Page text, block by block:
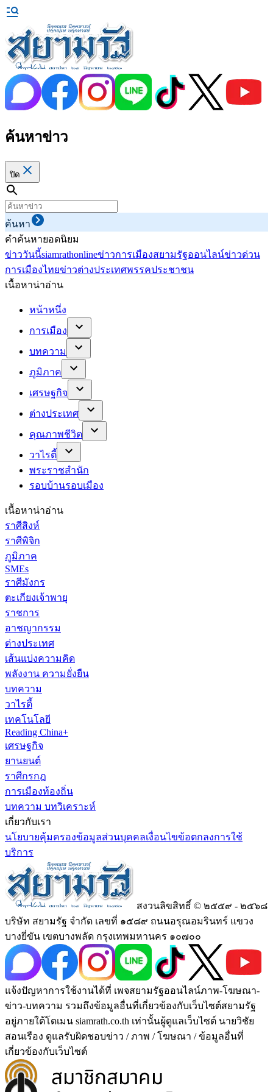
ค้นหาข่าว
ปิด
ค้นหา
คำค้นหายอดนิยม
ข่าววันนี้siamrathonlineข่าวการเมืองสยามรัฐออนไลน์ข่าวด่วน
การเมืองไทยข่าวต่างประเทศพรรคประชาชน
เนื้อหาน่าอ่าน
หน้าหนึ่ง
การเมือง
บทความ
ภูมิภาค
เศรษฐกิจ
ต่างประเทศ
คุณภาพชีวิต
วาไรตี้
พระราชสำนัก
รอบบ้านรอบเมือง
เนื้อหาน่าอ่าน
ราศีสิงห์
ราศีพิจิก
ภูมิภาค
SMEs
ราศีมังกร
ตะเกียงเจ้าพายุ
ราชการ
อาชญากรรม
ต่างประเทศ
เส้นแบ่งความคิด
พลังงาน ความยั่งยืน
บทความ
วาไรตี้
เทคโนโลยี
Reading China+
เศรษฐกิจ
ยานยนต์
ราศีกรกฎ
การเมืองท้องถิ่น
บทความ บทวิเคราะห์
เกี่ยวกับเรา
นโยบายคุ้มครองข้อมูลส่วนบุคคลเงื่อนไขข้อตกลงการใช้
บริการ
สงวนลิขสิทธิ์ © ๒๕๕๙ - ๒๕๖๘
บริษัท สยามรัฐ จำกัด เลขที่ ๑๕๘๙ ถนนอรุณอมรินทร์ แขวง
บางยี่ขัน เขตบางพลัด กรุงเทพมหานคร ๑๐๗๐๐
แจ้งปัญหาการใช้งานได้ที่ เพจสยามรัฐออนไลน์ภาพ-โฆษณา-
ข่าว-บทความ รวมถึงข้อมูลอื่นที่เกี่ยวข้องกับเว็บไซต์สยามรัฐ
อยู่ภายใต้โดเมน siamrath.co.th เท่านั้นผู้ดูแลเว็บไซต์ นายวิชัย
สอนเรือง ดูแลรับผิดชอบข่าว / ภาพ / โฆษณา / ข้อมูลอื่นที่
เกี่ยวข้องกับเว็บไซต์